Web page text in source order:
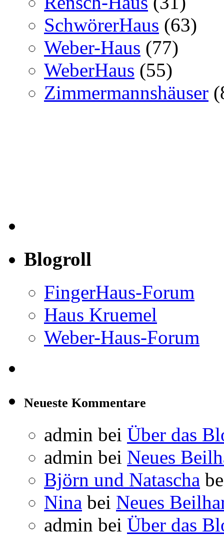
SchwörerHaus (63)
Weber-Haus (77)
WeberHaus (55)
Zimmermannshäuser
Blogroll
FingerHaus-Forum
Haus Kruemel
Weber-Haus-Forum
Neueste Kommentare
admin bei Über das
admin bei Neues
Björn und Natascha
Nina bei Neues
admin bei Über das